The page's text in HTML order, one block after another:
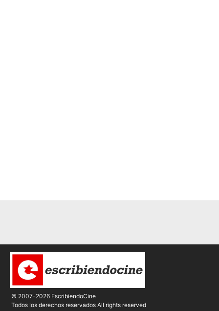
© 2007-2026 EscribiendoCine
Todos los derechos reservados All rights reserved